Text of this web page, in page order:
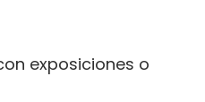
exposiciones o